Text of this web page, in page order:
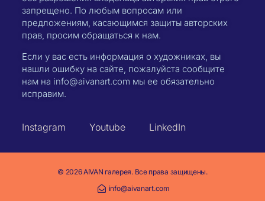
запрещено. По любым вопросам или
предложениям, касающимся защиты авторских
прав, просим обращаться к нам.
Если у вас есть информация о художниках, вы
нашли ошибку на сайте, пожалуйста сообщите
нам на info@aivanart.com мы ее обязательно
исправим.
Instagram Youtube LinkedIn
© 2026 AIVAN галерея. Все права защищены.
info@aivanart.com